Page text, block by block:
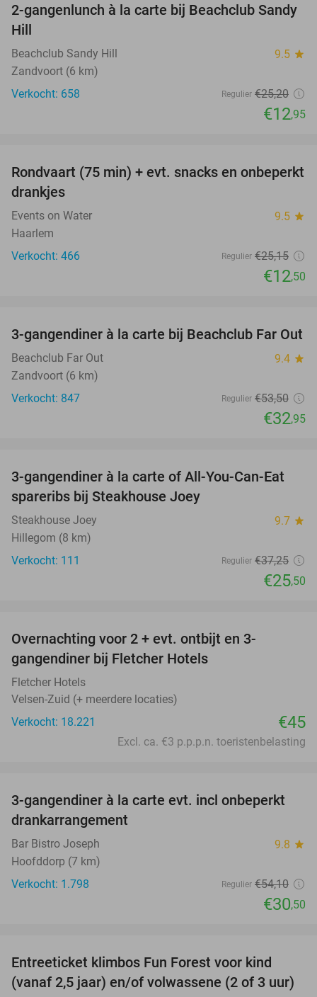
49%
2-gangenlunch à la carte bij Beachclub Sandy
Hill
Beachclub Sandy Hill 9.5 star
Zandvoort (6 km)
Verkocht: 658
Regulier €25,20
€12,95
50%
Rondvaart (75 min) + evt. snacks en onbeperkt
drankjes
Events on Water 9.5 star
Haarlem
Verkocht: 466
Regulier €25,15
€12,50
38%
3-gangendiner à la carte bij Beachclub Far Out
Beachclub Far Out 9.4 star
Zandvoort (6 km)
Verkocht: 847
Regulier €53,50
€32,95
32%
3-gangendiner à la carte of All-You-Can-Eat
spareribs bij Steakhouse Joey
Steakhouse Joey 9.7 star
Hillegom (8 km)
Verkocht: 111
Regulier €37,25
€25,50
Overnachting voor 2 + evt. ontbijt en 3-
gangendiner bij Fletcher Hotels
Fletcher Hotels
Velsen-Zuid (+ meerdere locaties)
Verkocht: 18.221
€45
Excl. ca. €3 p.p.p.n. toeristenbelasting
44%
3-gangendiner à la carte evt. incl onbeperkt
drankarrangement
Bar Bistro Joseph 9.8 star
Hoofddorp (7 km)
Verkocht: 1.798
Regulier €54,10
€30,50
Entreeticket klimbos Fun Forest voor kind
(vanaf 2,5 jaar) en/of volwassene (2 of 3 uur)